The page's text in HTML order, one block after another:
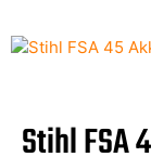
Stihl FSA